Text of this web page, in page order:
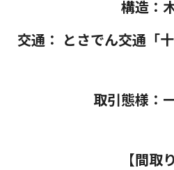
構造：
交通： とさでん交通「
取引態様：
【間取